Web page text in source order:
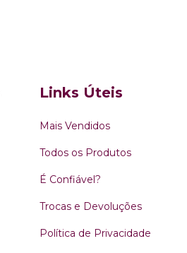
Links Úteis
Mais Vendidos
Todos os Produtos
É Confiável?
Trocas e Devoluções
Política de Privacidade